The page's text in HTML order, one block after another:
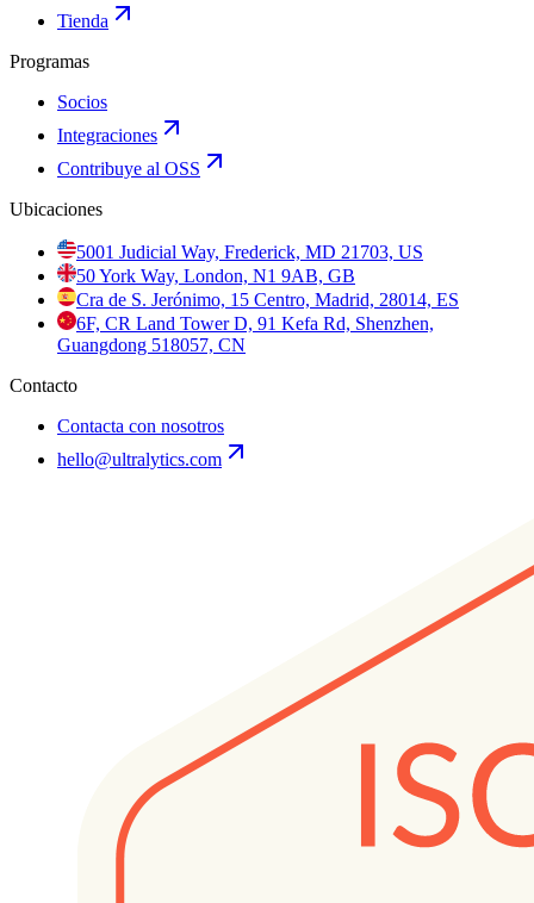
Tienda
Programas
Socios
Integraciones
Contribuye al OSS
Ubicaciones
5001 Judicial Way, Frederick, MD 21703, US
50 York Way, London, N1 9AB, GB
Cra de S. Jerónimo, 15 Centro, Madrid, 28014, ES
6F, CR Land Tower D, 91 Kefa Rd, Shenzhen,
Guangdong 518057, CN
Contacto
Contacta con nosotros
hello@ultralytics.com